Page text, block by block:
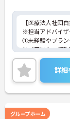
【医療法人社団
※担当アドバイ
①未経験やブラン
とペアになって
出来ます。夜勤
②育児休暇取得実
方も長く働きや
のも魅力です♪
詳細
グループホーム